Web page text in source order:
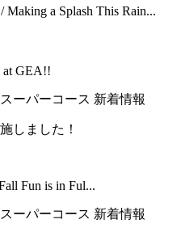
a Splash This Rain...
at GEA!!
スーパーコース 新着情報
しました！
Fun is in Ful...
スーパーコース 新着情報